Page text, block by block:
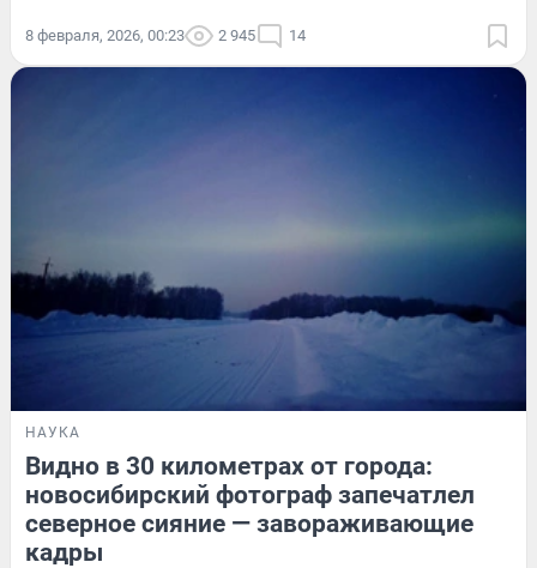
8 февраля, 2026, 00:23 2 945 14
НАУКА
Видно в 30 километрах от города:
новосибирский фотограф запечатлел
северное сияние — завораживающие
кадры